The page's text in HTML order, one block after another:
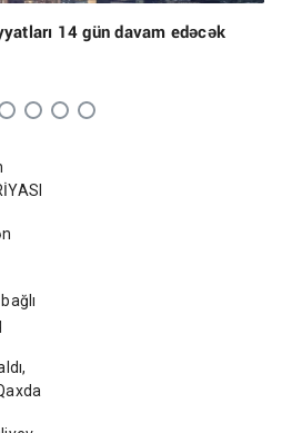
14 gün davam edəcək